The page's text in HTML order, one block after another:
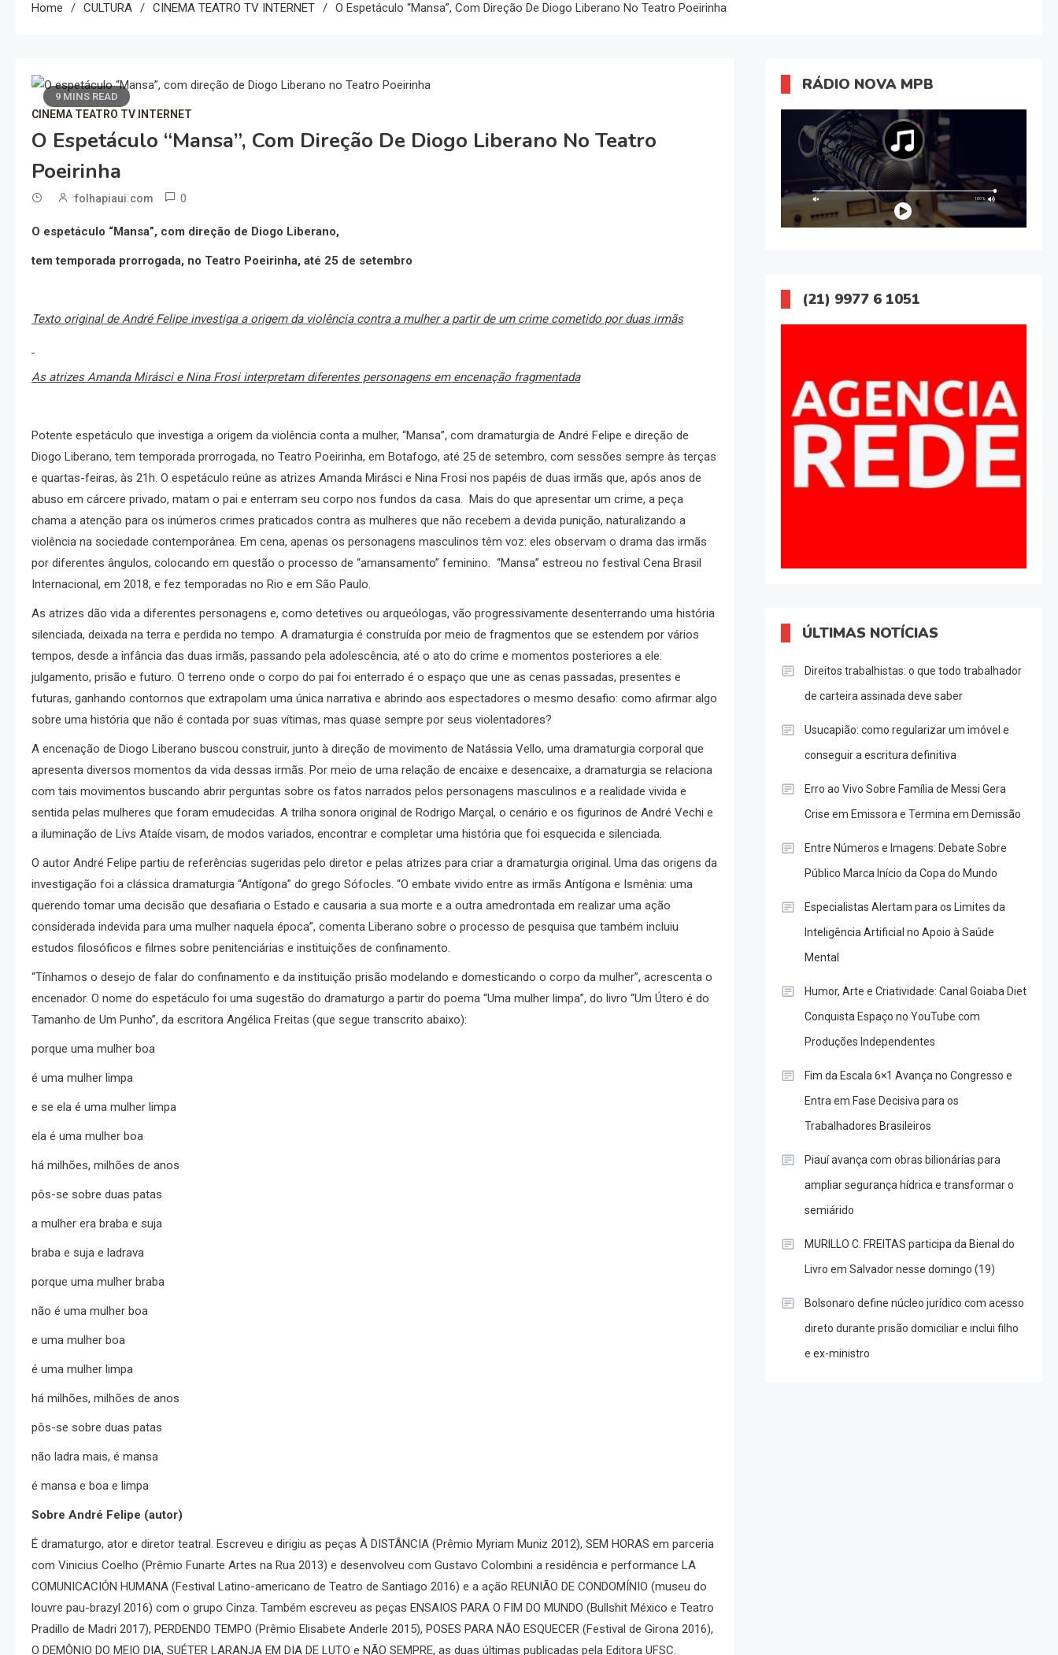
Home CULTURA CINEMA TEATRO TV INTERNET O Espetáculo “Mansa”, Com Direção De Diogo Liberano No Teatro Poeirinha
9 MINS READ
CINEMA TEATRO TV INTERNET
O Espetáculo “Mansa”, Com Direção De Diogo Liberano No Teatro
Poeirinha
folhapiaui.com 0
O espetáculo “Mansa”, com direção de Diogo Liberano,
tem temporada prorrogada, no Teatro Poeirinha, até 25 de setembro
Texto original de André Felipe investiga a origem da violência contra a mulher a partir de um crime cometido por duas irmãs
As atrizes Amanda Mirásci e Nina Frosi interpretam diferentes personagens em encenação fragmentada
Potente espetáculo que investiga a origem da violência conta a mulher, “Mansa”, com dramaturgia de André Felipe e direção de
Diogo Liberano, tem temporada prorrogada, no Teatro Poeirinha, em Botafogo, até 25 de setembro, com sessões sempre às terças
e quartas-feiras, às 21h. O espetáculo reúne as atrizes Amanda Mirásci e Nina Frosi nos papéis de duas irmãs que, após anos de
abuso em cárcere privado, matam o pai e enterram seu corpo nos fundos da casa. Mais do que apresentar um crime, a peça
chama a atenção para os inúmeros crimes praticados contra as mulheres que não recebem a devida punição, naturalizando a
violência na sociedade contemporânea. Em cena, apenas os personagens masculinos têm voz: eles observam o drama das irmãs
por diferentes ângulos, colocando em questão o processo de “amansamento” feminino. “Mansa” estreou no festival Cena Brasil
Internacional, em 2018, e fez temporadas no Rio e em São Paulo.
As atrizes dão vida a diferentes personagens e, como detetives ou arqueólogas, vão progressivamente desenterrando uma história
silenciada, deixada na terra e perdida no tempo. A dramaturgia é construída por meio de fragmentos que se estendem por vários
tempos, desde a infância das duas irmãs, passando pela adolescência, até o ato do crime e momentos posteriores a ele:
julgamento, prisão e futuro. O terreno onde o corpo do pai foi enterrado é o espaço que une as cenas passadas, presentes e
futuras, ganhando contornos que extrapolam uma única narrativa e abrindo aos espectadores o mesmo desafio: como afirmar algo
sobre uma história que não é contada por suas vítimas, mas quase sempre por seus violentadores?
A encenação de Diogo Liberano buscou construir, junto à direção de movimento de Natássia Vello, uma dramaturgia corporal que
apresenta diversos momentos da vida dessas irmãs. Por meio de uma relação de encaixe e desencaixe, a dramaturgia se relaciona
com tais movimentos buscando abrir perguntas sobre os fatos narrados pelos personagens masculinos e a realidade vivida e
sentida pelas mulheres que foram emudecidas. A trilha sonora original de Rodrigo Marçal, o cenário e os figurinos de André Vechi e
a iluminação de Livs Ataíde visam, de modos variados, encontrar e completar uma história que foi esquecida e silenciada.
O autor André Felipe partiu de referências sugeridas pelo diretor e pelas atrizes para criar a dramaturgia original. Uma das origens da
investigação foi a clássica dramaturgia “Antígona” do grego Sófocles. “O embate vivido entre as irmãs Antígona e Ismênia: uma
querendo tomar uma decisão que desafiaria o Estado e causaria a sua morte e a outra amedrontada em realizar uma ação
considerada indevida para uma mulher naquela época”, comenta Liberano sobre o processo de pesquisa que também incluiu
estudos filosóficos e filmes sobre penitenciárias e instituições de confinamento.
“Tínhamos o desejo de falar do confinamento e da instituição prisão modelando e domesticando o corpo da mulher”, acrescenta o
encenador. O nome do espetáculo foi uma sugestão do dramaturgo a partir do poema “Uma mulher limpa”, do livro “Um Útero é do
Tamanho de Um Punho”, da escritora Angélica Freitas (que segue transcrito abaixo):
porque uma mulher boa
é uma mulher limpa
e se ela é uma mulher limpa
ela é uma mulher boa
há milhões, milhões de anos
pôs-se sobre duas patas
a mulher era braba e suja
braba e suja e ladrava
porque uma mulher braba
não é uma mulher boa
e uma mulher boa
é uma mulher limpa
há milhões, milhões de anos
pôs-se sobre duas patas
não ladra mais, é mansa
é mansa e boa e limpa
Sobre André Felipe (autor)
É dramaturgo, ator e diretor teatral. Escreveu e dirigiu as peças À DISTÂNCIA (Prêmio Myriam Muniz 2012), SEM HORAS em parceria
com Vinicius Coelho (Prêmio Funarte Artes na Rua 2013) e desenvolveu com Gustavo Colombini a residência e performance LA
COMUNICACIÓN HUMANA (Festival Latino-americano de Teatro de Santiago 2016) e a ação REUNIÃO DE CONDOMÍNIO (museu do
louvre pau-brazyl 2016) com o grupo Cinza. Também escreveu as peças ENSAIOS PARA O FIM DO MUNDO (Bullshit México e Teatro
Pradillo de Madri 2017), PERDENDO TEMPO (Prêmio Elisabete Anderle 2015), POSES PARA NÃO ESQUECER (Festival de Girona 2016),
O DEMÔNIO DO MEIO DIA, SUÉTER LARANJA EM DIA DE LUTO e NÃO SEMPRE, as duas últimas publicadas pela Editora UFSC.
RÁDIO NOVA MPB
(21) 9977 6 1051
ÚLTIMAS NOTÍCIAS
Direitos trabalhistas: o que todo trabalhador
de carteira assinada deve saber
Usucapião: como regularizar um imóvel e
conseguir a escritura definitiva
Erro ao Vivo Sobre Família de Messi Gera
Crise em Emissora e Termina em Demissão
Entre Números e Imagens: Debate Sobre
Público Marca Início da Copa do Mundo
Especialistas Alertam para os Limites da
Inteligência Artificial no Apoio à Saúde
Mental
Humor, Arte e Criatividade: Canal Goiaba Diet
Conquista Espaço no YouTube com
Produções Independentes
Fim da Escala 6×1 Avança no Congresso e
Entra em Fase Decisiva para os
Trabalhadores Brasileiros
Piauí avança com obras bilionárias para
ampliar segurança hídrica e transformar o
semiárido
MURILLO C. FREITAS participa da Bienal do
Livro em Salvador nesse domingo (19)
Bolsonaro define núcleo jurídico com acesso
direto durante prisão domiciliar e inclui filho
e ex-ministro